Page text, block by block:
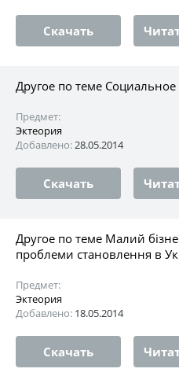
Скачать
Другое по теме Социальное
Предмет:
Эктеория
Добавлено:28.05.2014
Скачать
Другое по теме Малий
проблеми становлення в
Предмет:
Эктеория
Добавлено: 18.05.2014
Скачать